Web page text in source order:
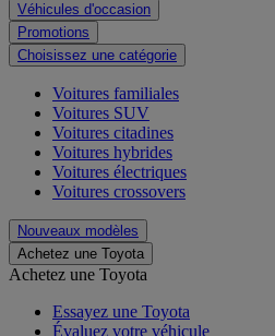
Véhicules d'occasion
Promotions
Choisissez une catégorie
Voitures familiales
Voitures SUV
Voitures citadines
Voitures hybrides
Voitures électriques
Voitures crossovers
Nouveaux modèles
Achetez une Toyota
Achetez une Toyota
Essayez une Toyota
Évaluez votre véhicule